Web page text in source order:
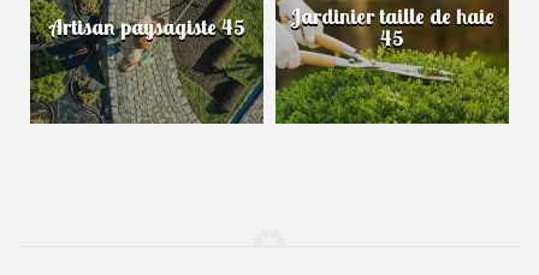
Artisan paysagiste 45 Jardinier taille de haie
45